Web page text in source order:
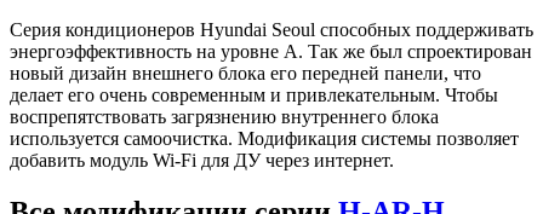
Серия кондиционеров Hyundai Seoul способных поддерживать
энергоэффективность на уровне А. Так же был спроектирован
новый дизайн внешнего блока его передней панели, что
делает его очень современным и привлекательным. Чтобы
воспрепятствовать загрязнению внутреннего блока
используется самоочистка. Модификация системы позволяет
добавить модуль Wi-Fi для ДУ через интернет.